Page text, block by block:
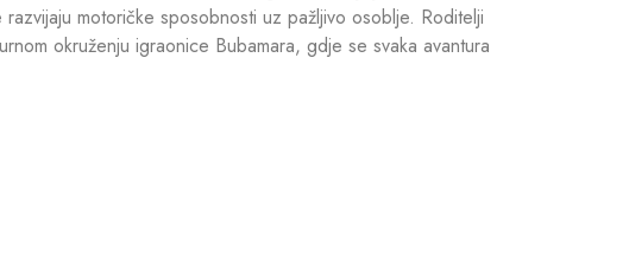
motoričke sposobnosti uz pažljivo osoblje. Roditelji
okruženju igraonice Bubamara, gdje se svaka avantura